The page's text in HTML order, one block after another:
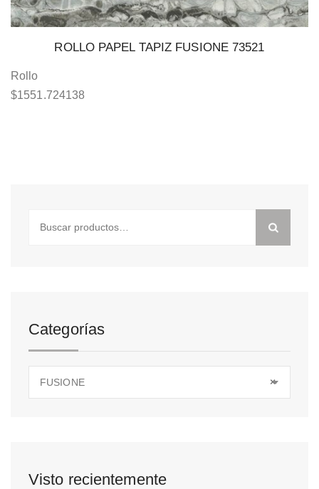
ROLLO PAPEL TAPIZ FUSIONE 73521
Rollo
$1551.724138
Categorías
×
FUSIONE
Visto recientemente